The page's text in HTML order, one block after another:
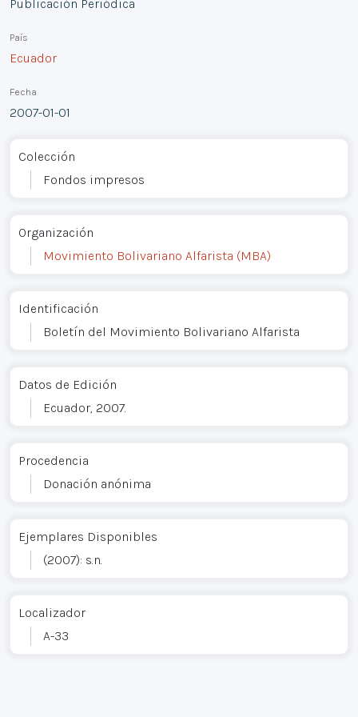
Publicación Periódica
País
Ecuador
Fecha
2007-01-01
Colección
Fondos impresos
Organización
Movimiento Bolivariano Alfarista (MBA)
Identificación
Boletín del Movimiento Bolivariano Alfarista
Datos de Edición
Ecuador, 2007.
Procedencia
Donación anónima
Ejemplares Disponibles
(2007): s.n.
Localizador
A-33